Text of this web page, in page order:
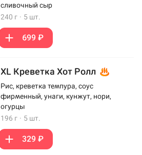
сливочный сыр
240 г · 5 шт.
699 ₽
XL Креветка Хот Ролл
Рис, креветка темпура, соус
фирменный, унаги, кунжут, нори,
огурцы
196 г · 5 шт.
329 ₽